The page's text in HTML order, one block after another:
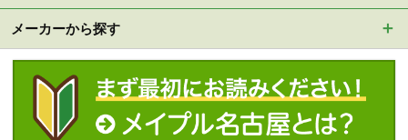
メーカーから探す